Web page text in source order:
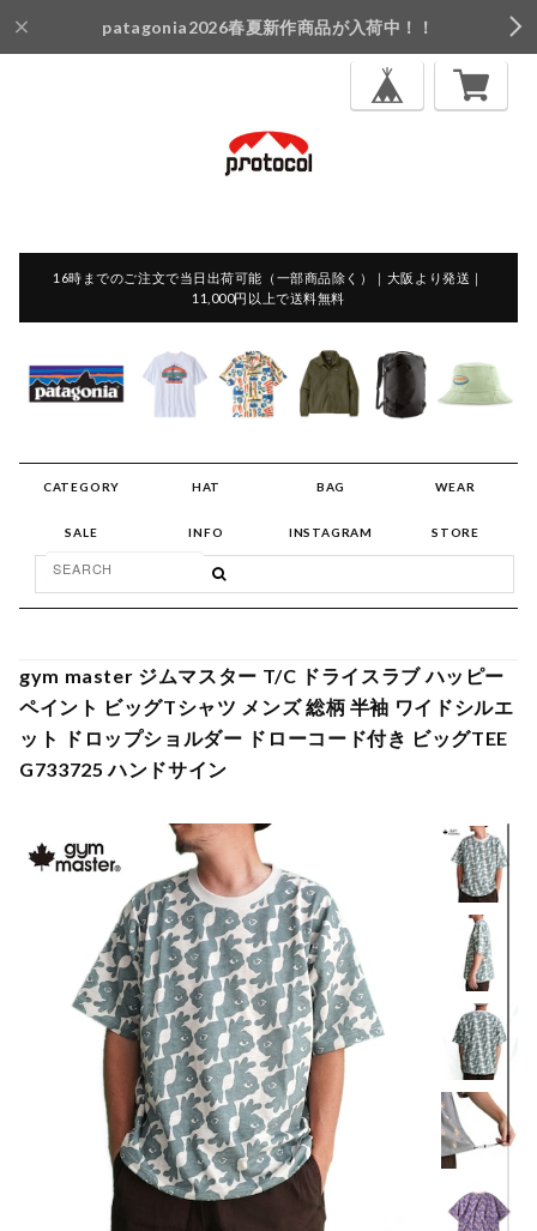
patagonia2026春夏新作商品が入荷中！！
16時までのご注文で当日出荷可能（一部商品除く）｜大阪より発送｜
11,000円以上で送料無料
CATEGORY HAT BAG WEAR
SALE INFO INSTAGRAM STORE
gym master ジムマスター T/C ドライスラブ ハッピー
ペイント ビッグTシャツ メンズ 総柄 半袖 ワイドシルエ
ット ドロップショルダー ドローコード付き ビッグTEE
G733725 ハンドサイン